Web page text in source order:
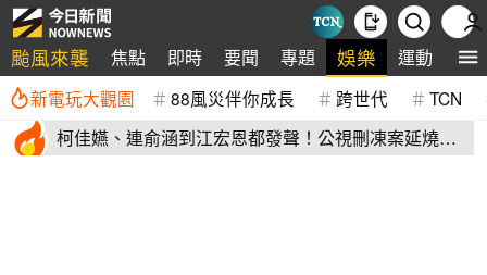
颱風來襲 焦點 即時 要聞 專題 娛樂 運動 全
新電玩大觀園 88風災伴你成長 跨世代 TCN
柯佳嬿、連俞涵到江宏恩都發聲！公視刪凍案延燒